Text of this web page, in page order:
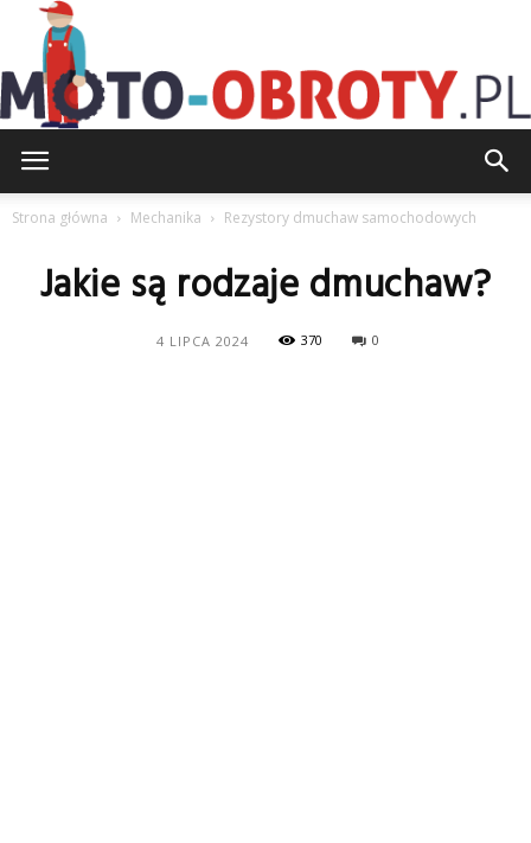
Obroty.pl
Strona główna Mechanika Rezystory dmuchaw samochodowych
Jakie są rodzaje dmuchaw?
4 LIPCA 2024 370 0